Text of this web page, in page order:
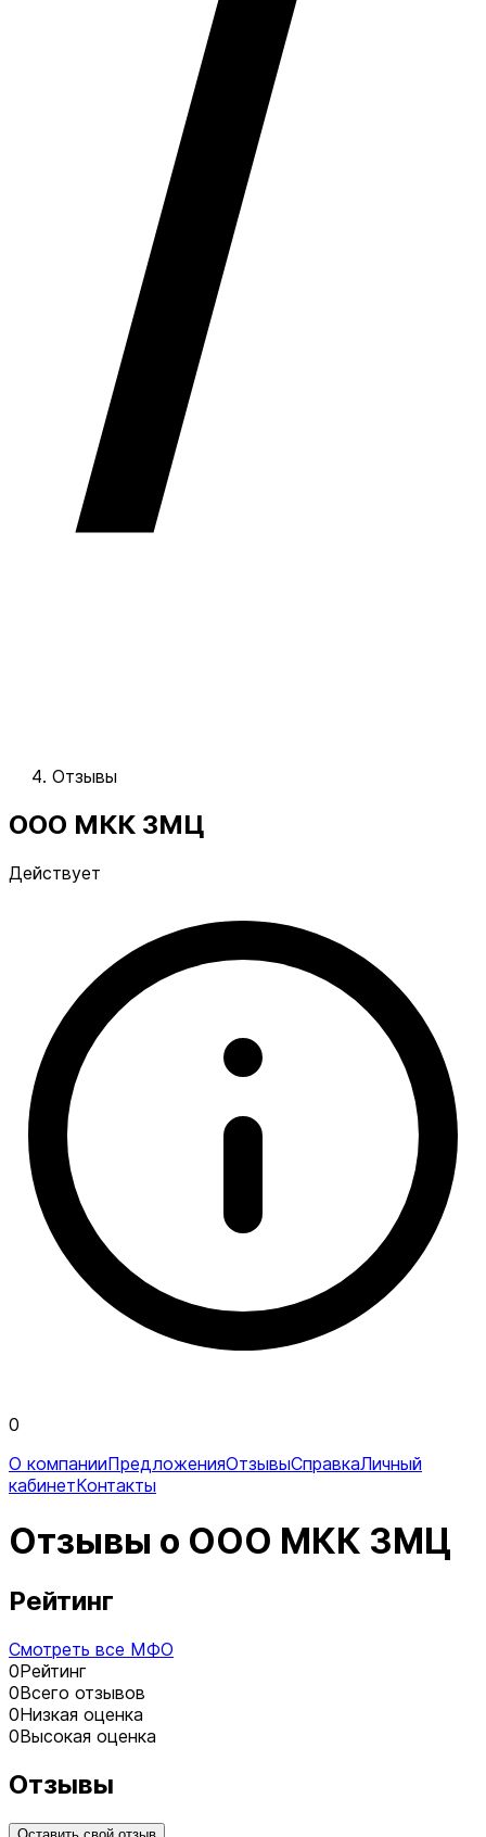
Отзывы
ООО МКК ЗМЦ
Действует
0
О компанииПредложенияОтзывыСправкаЛичный
кабинетКонтакты
Отзывы о ООО МКК ЗМЦ
Рейтинг
Смотреть все МФО
0Рейтинг
0Всего отзывов
0Низкая оценка
0Высокая оценка
Отзывы